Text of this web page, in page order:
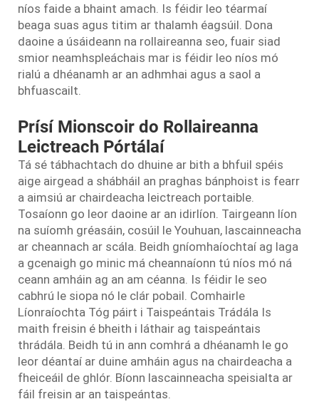
níos faide a bhaint amach. Is féidir leo téarmaí
beaga suas agus titim ar thalamh éagsúil. Dona
daoine a úsáideann na rollaireanna seo, fuair siad
smior neamhspleáchais mar is féidir leo níos mó
rialú a dhéanamh ar an adhmhai agus a saol a
bhfuascailt.
Prísí Mionscoir do Rollaireanna
Leictreach Pórtálaí
Tá sé tábhachtach do dhuine ar bith a bhfuil spéis
aige airgead a shábháil an praghas bánphoist is fearr
a aimsiú ar chairdeacha leictreach portaible.
Tosaíonn go leor daoine ar an idirlíon. Tairgeann líon
na suíomh gréasáin, cosúil le Youhuan, lascainneacha
ar cheannach ar scála. Beidh gníomhaíochtaí ag laga
a gcenaigh go minic má cheannaíonn tú níos mó ná
ceann amháin ag an am céanna. Is féidir le seo
cabhrú le siopa nó le clár pobail. Comhairle
Líonraíochta Tóg páirt i Taispeántais Trádála Is
maith freisin é bheith i láthair ag taispeántais
thrádála. Beidh tú in ann comhrá a dhéanamh le go
leor déantaí ar duine amháin agus na chairdeacha a
fheiceáil de ghlór. Bíonn lascainneacha speisialta ar
fáil freisin ar an taispeántas.